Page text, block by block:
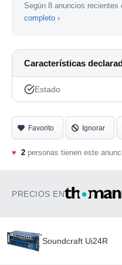
Según 8 anuncios recientes
completo ›
Características
Estado
Favorito Ignorar
♥ 2 personas tienen este
PRECIOS EN
Soundcraft Ui24R